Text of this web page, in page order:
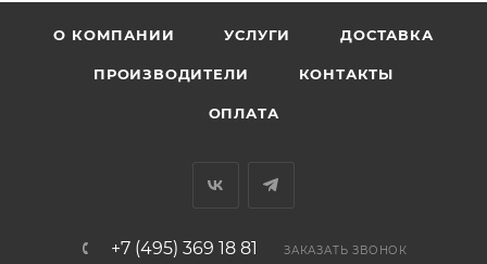
О КОМПАНИИ УСЛУГИ ДОСТАВКА
ПРОИЗВОДИТЕЛИ КОНТАКТЫ
ОПЛАТА
+7 (495) 369 18 81 ЗАКАЗАТЬ ЗВОНОК